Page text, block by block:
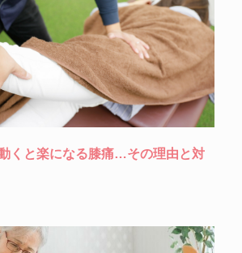
くと楽になる膝痛…その理由と対